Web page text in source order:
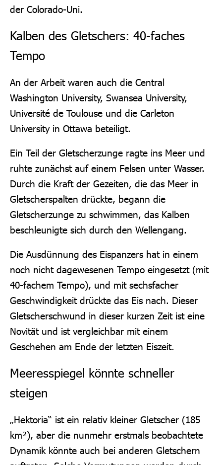
der Colorado-Uni.
Kalben des Gletschers: 40-faches
Tempo
An der Arbeit waren auch die Central
Washington University, Swansea University,
Université de Toulouse und die Carleton
University in Ottawa beteiligt.
Ein Teil der Gletscherzunge ragte ins Meer und
ruhte zunächst auf einem Felsen unter Wasser.
Durch die Kraft der Gezeiten, die das Meer in
Gletscherspalten drückte, begann die
Gletscherzunge zu schwimmen, das Kalben
beschleunigte sich durch den Wellengang.
Die Ausdünnung des Eispanzers hat in einem
noch nicht dagewesenen Tempo eingesetzt (mit
40-fachem Tempo), und mit sechsfacher
Geschwindigkeit drückte das Eis nach. Dieser
Gletscherschwund in dieser kurzen Zeit ist eine
Novität und ist vergleichbar mit einem
Geschehen am Ende der letzten Eiszeit.
Meeresspiegel könnte schneller
steigen
„Hektoria“ ist ein relativ kleiner Gletscher (185
km²), aber die nunmehr erstmals beobachtete
Dynamik könnte auch bei anderen Gletschern